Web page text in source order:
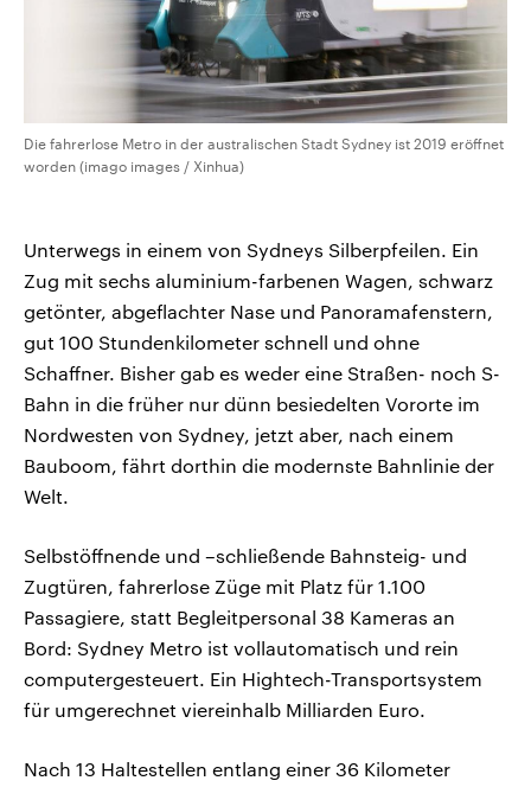
Die fahrerlose Metro in der australischen Stadt Sydney ist 2019 eröffnet
worden (imago images / Xinhua)
Unterwegs in einem von Sydneys Silberpfeilen. Ein
Zug mit sechs aluminium-farbenen Wagen, schwarz
getönter, abgeflachter Nase und Panoramafenstern,
gut 100 Stundenkilometer schnell und ohne
Schaffner. Bisher gab es weder eine Straßen- noch S-
Bahn in die früher nur dünn besiedelten Vororte im
Nordwesten von Sydney, jetzt aber, nach einem
Bauboom, fährt dorthin die modernste Bahnlinie der
Welt.
Selbstöffnende und –schließende Bahnsteig- und
Zugtüren, fahrerlose Züge mit Platz für 1.100
Passagiere, statt Begleitpersonal 38 Kameras an
Bord: Sydney Metro ist vollautomatisch und rein
computergesteuert. Ein Hightech-Transportsystem
für umgerechnet viereinhalb Milliarden Euro.
Nach 13 Haltestellen entlang einer 36 Kilometer